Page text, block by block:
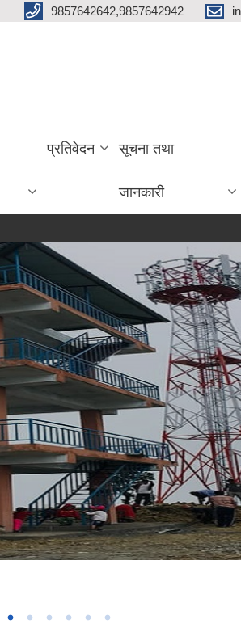
9857642642,9857642942
प्रतिवेदन सूचना तथा
जानकारी